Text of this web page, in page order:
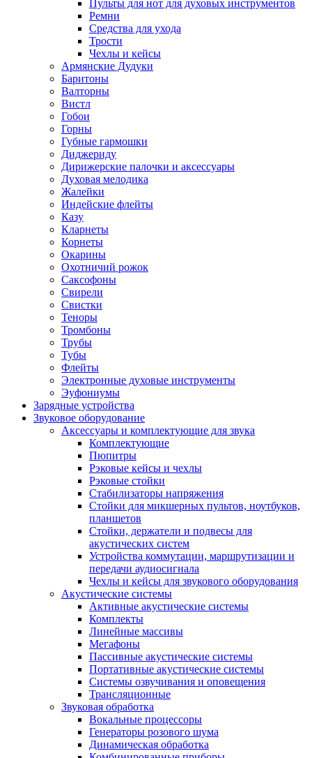
Пульты для нот для духовых инструментов
Ремни
Средства для ухода
Трости
Чехлы и кейсы
Армянские Дудуки
Баритоны
Валторны
Вистл
Гобои
Горны
Губные гармошки
Диджериду
Дирижерские палочки и аксессуары
Духовая мелодика
Жалейки
Индейские флейты
Казу
Кларнеты
Корнеты
Окарины
Охотничий рожок
Саксофоны
Свирели
Свистки
Теноры
Тромбоны
Трубы
Тубы
Флейты
Электронные духовые инструменты
Эуфониумы
Зарядные устройства
Звуковое оборудование
Аксессуары и комплектующие для звука
Комплектующие
Пюпитры
Рэковые кейсы и чехлы
Рэковые стойки
Стабилизаторы напряжения
Стойки для микшерных пультов, ноутбуков,
планшетов
Стойки, держатели и подвесы для
акустических систем
Устройства коммутации, маршрутизации и
передачи аудиосигнала
Чехлы и кейсы для звукового оборудования
Акустические системы
Активные акустические системы
Комплекты
Линейные массивы
Мегафоны
Пассивные акустические системы
Портативные акустические системы
Системы озвучивания и оповещения
Трансляционные
Звуковая обработка
Вокальные процессоры
Генераторы розового шума
Динамическая обработка